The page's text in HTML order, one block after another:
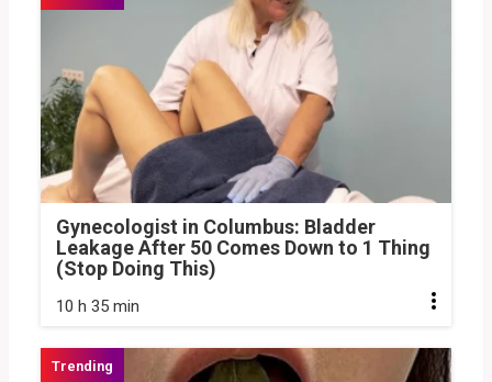
Gynecologist in Columbus: Bladder
Leakage After 50 Comes Down to 1 Thing
(Stop Doing This)
10 h 35 min